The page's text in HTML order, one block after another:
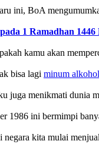
ini, BoA
1 Ramadhan
kamu akan
bisa lagi minum alkohol
juga menikmati dunia
1986 ini bermimpi
negara kita mulai